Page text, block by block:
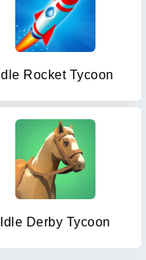
Idle Rocket Tycoon
Idle Derby Tycoon